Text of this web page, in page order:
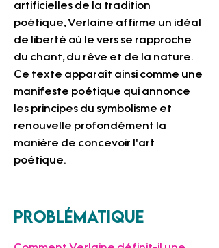
artificielles de la tradition
poétique, Verlaine affirme un idéal
de liberté où le vers se rapproche
du chant, du rêve et de la nature.
Ce texte apparaît ainsi comme une
manifeste poétique qui annonce
les principes du symbolisme et
renouvelle profondément la
manière de concevoir l'art
poétique.
Problématique